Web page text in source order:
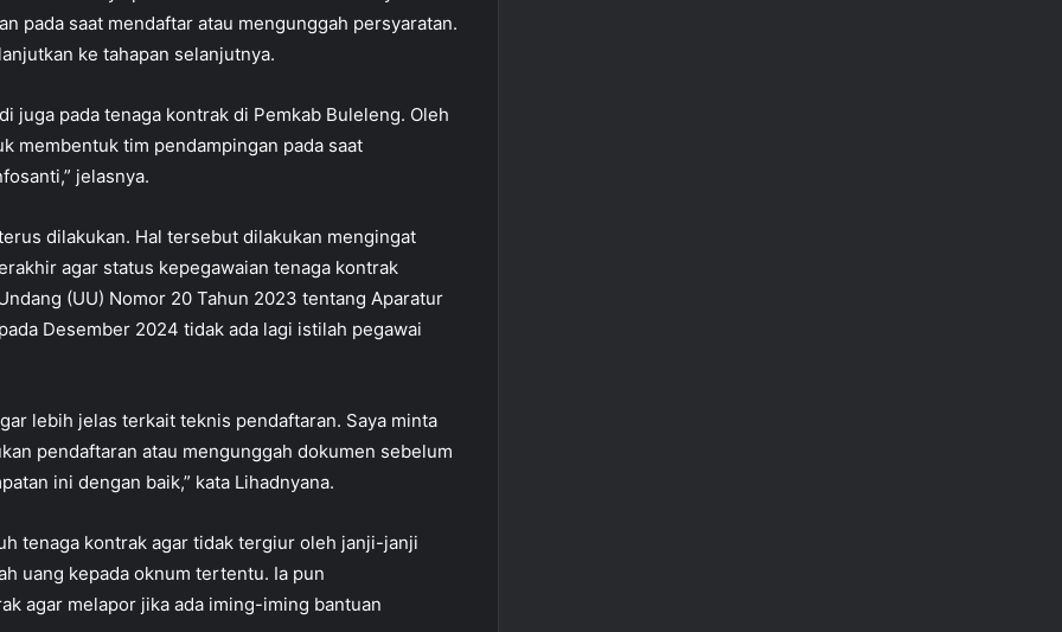
pada saat mendaftar atau mengunggah persyaratan.
ke tahapan selanjutnya.
juga pada tenaga kontrak di Pemkab Buleleng. Oleh
membentuk tim pendampingan pada saat
jelasnya.
dilakukan. Hal tersebut dilakukan mengingat
agar status kepegawaian tenaga kontrak
(UU) Nomor 20 Tahun 2023 tentang Aparatur
Desember 2024 tidak ada lagi istilah pegawai
lebih jelas terkait teknis pendaftaran. Saya minta
pendaftaran atau mengunggah dokumen sebelum
ini dengan baik,” kata Lihadnyana.
tenaga kontrak agar tidak tergiur oleh janji-janji
uang kepada oknum tertentu. Ia pun
agar melapor jika ada iming-iming bantuan